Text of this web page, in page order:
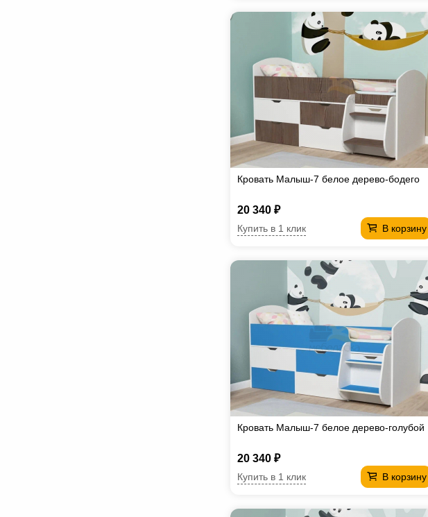
Кровать Малыш-7 белое дерево-бодего
20 340 ₽
В корзину
Купить в 1 клик
Кровать Малыш-7 белое дерево-голубой
20 340 ₽
В корзину
Купить в 1 клик